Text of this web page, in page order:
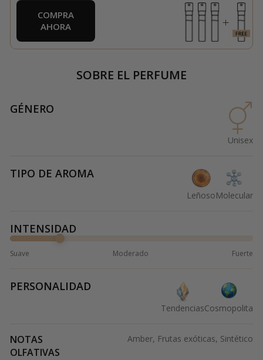
COMPRA
AHORA
SOBRE EL PERFUME
GÉNERO
Unisex
TIPO DE AROMA
LeñosoMolecular
INTENSIDAD
Suave Moderado Fuerte
PERSONALIDAD
TendenciasCosmopolita
NOTAS
OLFATIVAS
Amber, Frutas exóticas, Sintético